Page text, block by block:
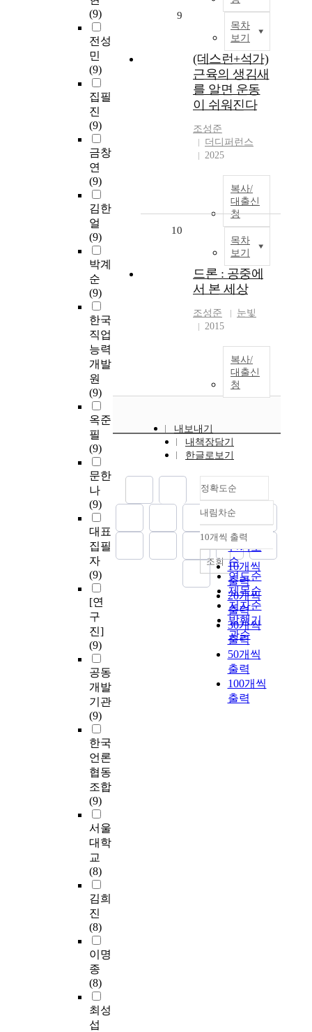
(9)
전성
민
(9)
집필
진
(9)
금창
연
(9)
김한
얼
(9)
박계
순
(9)
한국
직업
능력
개발
원
(9)
옥준
필
(9)
문한
나
(9)
대표
집필
자
(9)
[연
구
진]
(9)
공동
개발
기관
(9)
한국
언론
협동
조합
(9)
서울
대학
교
(8)
김희
진
(8)
이명
종
(8)
최성
섭
목차
보기
9
(데스런+석가)
근육의 생김새
를 알면 운동
이 쉬워진다
조성준
더디퍼런스
2025
복사/
대출신
청
목차
보기
10
드론 : 공중에
서 본 세상
조성준
눈빛
2015
복사/
대출신
청
내보내기
내책장담기
한글로보기
정확도순
정확도
순
인기도
순
연도순
제목순
저자순
발행기
관순
내림차순
내림차순
10개씩 출력
10개씩
출력
20개씩
출력
30개씩
출력
50개씩
출력
100개씩
출력
조회